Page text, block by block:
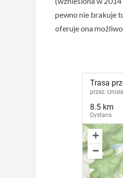
pewno nie brakuje
oferuje ona